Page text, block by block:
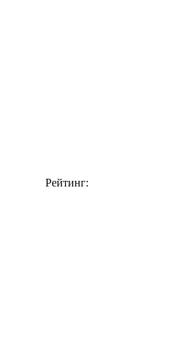
Рейтинг: